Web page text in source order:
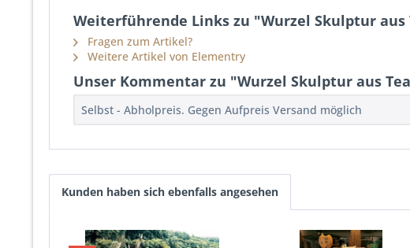
Weiterführende Links zu "Wurzel Skulptur
Fragen zum Artikel?
Weitere Artikel von Elementry
Unser Kommentar zu "Wurzel Skulptur aus
Selbst - Abholpreis. Gegen Aufpreis Versand möglich
Kunden haben sich ebenfalls angesehen